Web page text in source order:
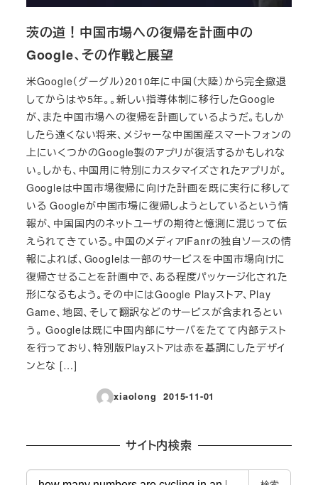
茨の道！中国市場への復帰を計画中の
Google、その作戦と展望
米Google（グーグル）2010年に中国（大陸）から完全撤退
してからはや5年。。新しい指導体制に移行したGoogle
が、また中国市場への復帰を計画しているようだ。もしか
したら遠くない将来、メジャーな中国国産スマートフォンの
上にいくつかのGoogle製のアプリが復活するかもしれな
い。しかも、中国用に特別にカスタマイズされたアプリが。
Googleは中国市場復帰に向けた計画を既に実行に移して
いる Googleが中国市場に復帰しようとしているという情
報が、中国国内のネットユーザの期待と憶測に混じって伝
えられてきている。中国のメディアiFanrの独自ソースの情
報によれば、Googleは一部のサービスを中国市場向けに
復帰させることを計画中で、ある程度パッケージ化された
形になるもよう。その中にはGoogle Playストア、Play
Game、地図、そして翻訳などのサービスが含まれるとい
う。 Googleは既に中国内部にサーバをたてて内部テスト
を行っており、特別版Playストアは赤を基調にしたデザイ
ンとな […]
xiaolong
投稿日
2015-11-01
サイト内検索
検